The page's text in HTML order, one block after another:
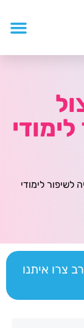
לשיפור לימודי
צרו איתנו